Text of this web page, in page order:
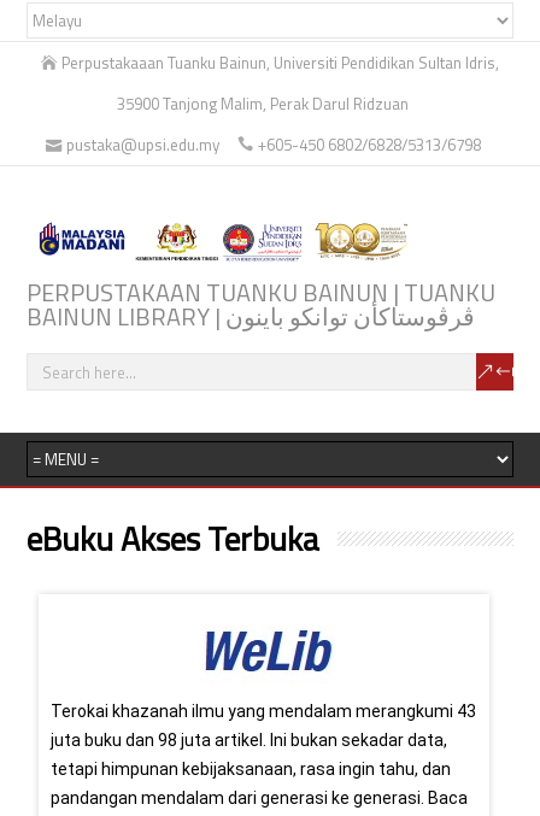
Perpustakaaan Tuanku Bainun, Universiti Pendidikan Sultan Idris,
35900 Tanjong Malim, Perak Darul Ridzuan
pustaka@upsi.edu.my
+605-450 6802/6828/5313/6798
PERPUSTAKAAN TUANKU BAINUN | TUANKU
BAINUN LIBRARY | ڤرڤوستاكأن توانكو باينون
eBuku Akses Terbuka
Terokai khazanah ilmu yang mendalam merangkumi 43
juta buku dan 98 juta artikel. Ini bukan sekadar data,
tetapi himpunan kebijaksanaan, rasa ingin tahu, dan
pandangan mendalam dari generasi ke generasi. Baca